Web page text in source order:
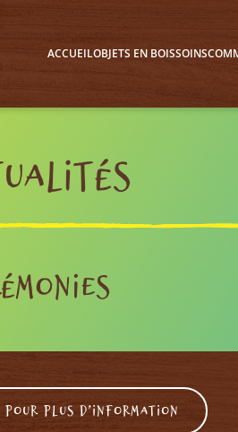
ACCUEILOBJETS EN BOISSOINS
pour plus d’information